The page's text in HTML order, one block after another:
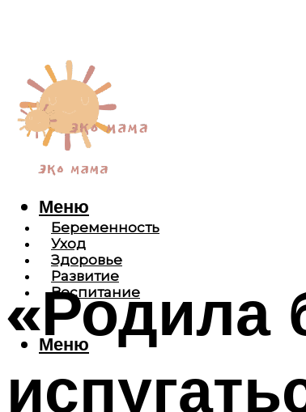
Беременность
Уход
Здоровье
Развитие
Воспитание
Меню
Меню
«Родила